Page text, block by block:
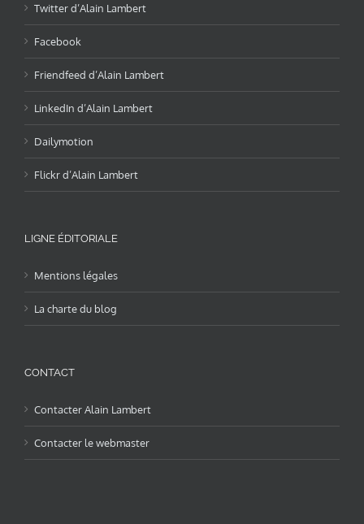
Twitter d’Alain Lambert
Facebook
Friendfeed d’Alain Lambert
LinkedIn d’Alain Lambert
Dailymotion
Flickr d’Alain Lambert
LIGNE ÉDITORIALE
Mentions légales
La charte du blog
CONTACT
Contacter Alain Lambert
Contacter le webmaster